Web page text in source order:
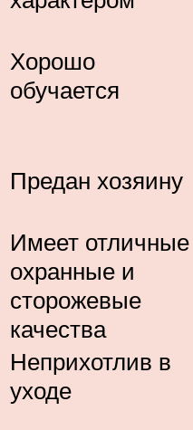
Хорошо
обучается
Предан хозяину
Имеет отличные
охранные и
сторожевые
качества
Неприхотлив в
уходе